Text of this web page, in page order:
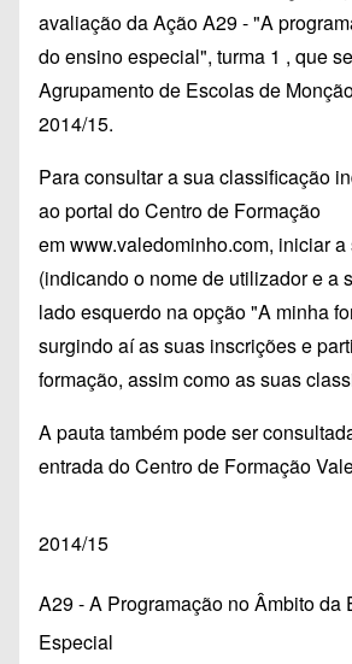
avaliação da Ação A29 - "A
do ensino especial", turma 1 , que
Agrupamento de Escolas de
2014/15.
Para consultar a sua classificação
ao portal do Centro de Formação
emwww.valedominho.com, iniciar
(indicando o nome de utilizador e a
lado esquerdo na opção "A minha
surgindo aí as suas inscrições e
formação, assim como as suas
A pauta também pode ser
entrada do Centro de Formação
2014/15
A29 - A Programação no Âmbito da
Especial